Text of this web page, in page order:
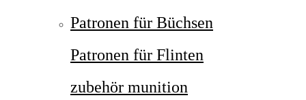
Patronen für Büchsen
Patronen für Flinten
zubehör munition